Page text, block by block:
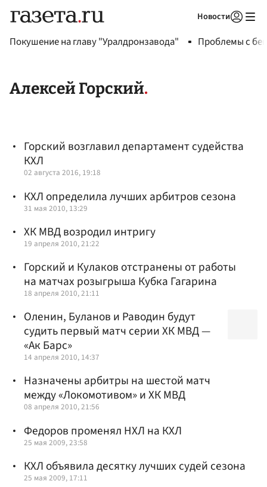
Новости
Покушение на главу "Уралдронзавода" Проблемы с
Алексей Горский
Горский возглавил департамент судейства
КХЛ
02 августа 2016, 19:18
КХЛ определила лучших арбитров сезона
31 мая 2010, 13:29
ХК МВД возродил интригу
19 апреля 2010, 21:22
Горский и Кулаков отстранены от работы
на матчах розыгрыша Кубка Гагарина
18 апреля 2010, 21:11
Оленин, Буланов и Раводин будут
судить первый матч серии ХК МВД —
«Ак Барс»
14 апреля 2010, 14:37
Назначены арбитры на шестой матч
между «Локомотивом» и ХК МВД
08 апреля 2010, 21:56
Федоров променял НХЛ на КХЛ
25 мая 2009, 23:58
КХЛ объявила десятку лучших судей сезона
25 мая 2009, 17:11